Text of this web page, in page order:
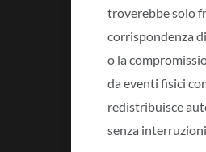
troverebbe solo
corrispondenza
o la
da eventi fisici
redistribuisce
senza